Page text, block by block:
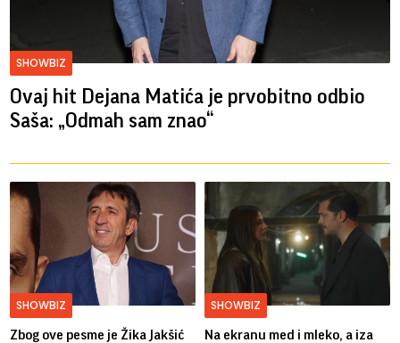
SHOWBIZ
Ovaj hit Dejana Matića je prvobitno odbio
Saša: „Odmah sam znao“
SHOWBIZ
Zbog ove pesme je Žika Jakšić
SHOWBIZ
Na ekranu med i mleko, a iza